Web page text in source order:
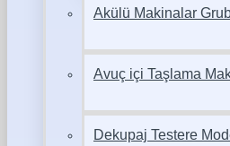
Akülü Makinalar
Avuç içi Taşlama
Dekupaj Testere